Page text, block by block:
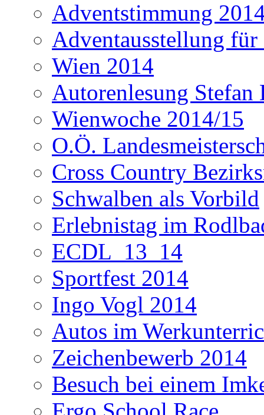
Adventstimmung
Adventausstellung
Wien 2014
Autorenlesung Stefan
Wienwoche 2014/15
O.Ö.
Cross Country
Schwalben als Vorbild
Erlebnistag im
ECDL_13_14
Sportfest 2014
Ingo Vogl 2014
Autos im
Zeichenbewerb 2014
Besuch bei einem